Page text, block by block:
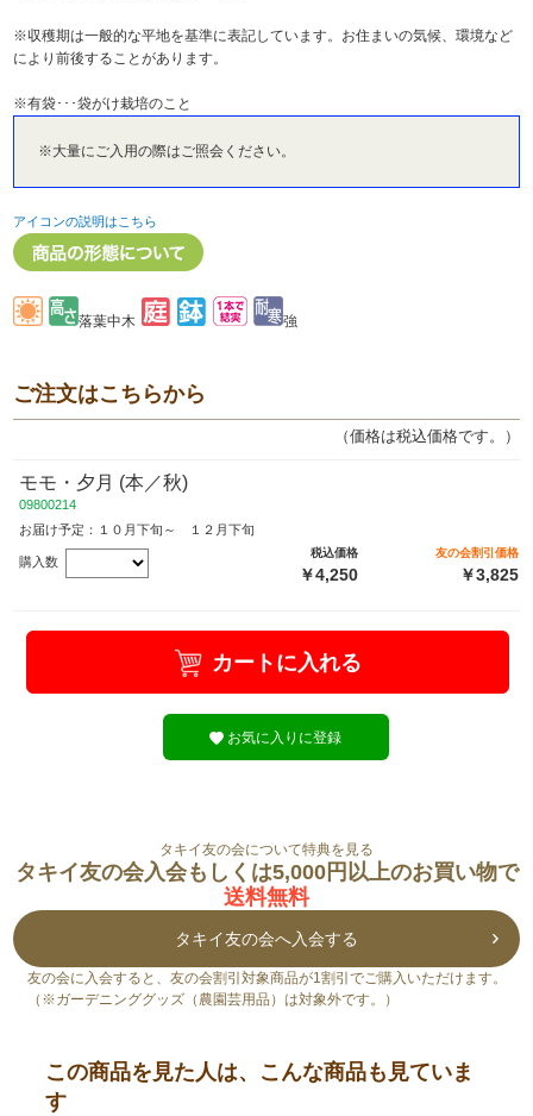
※収穫期は一般的な平地を基準に表記しています。お住まいの気候、環境など
により前後することがあります。
※有袋･･･袋がけ栽培のこと
※大量にご入用の際はご照会ください。
アイコンの説明はこちら
落葉中木 強
ご注文はこちらから
（価格は税込価格です。）
モモ・夕月 (本／秋)
09800214
お届け予定：１０月下旬～ １２月下旬
購入数
税込価格
￥4,250
友の会割引価格
￥3,825
カートに入れる
お気に入りに登録
タキイ友の会について特典を見る
タキイ友の会入会もしくは5,000円以上のお買い物で
送料無料
タキイ友の会へ入会する
友の会に入会すると、友の会割引対象商品が1割引でご購入いただけます。
（※ガーデニンググッズ（農園芸用品）は対象外です。）
この商品を見た人は、こんな商品も見ていま
す